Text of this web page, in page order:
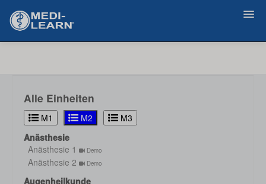
Alle Einheiten
M1 M2
M3
Anästhesie
Anästhesie 1
Demo
Anästhesie 2 Demo
Augenheilkunde